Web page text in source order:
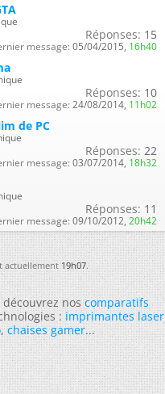
Réponses: 15
message: 05/04/2015, 16h40
Réponses: 10
message: 24/08/2014, 11h02
de PC
Réponses: 22
message: 03/07/2014, 18h32
Réponses: 11
message: 09/10/2012, 20h42
actuellement19h07.
noscomparatifs
:imprimantes laser
,chaises gamer...